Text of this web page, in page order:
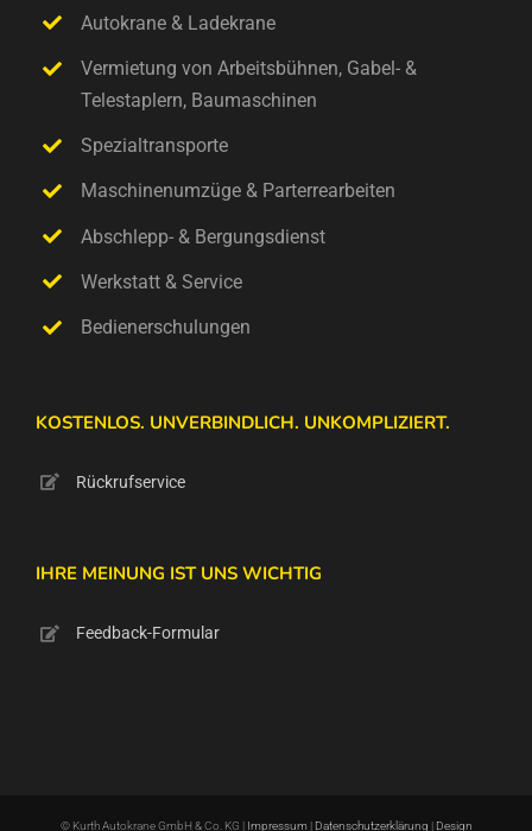
Autokrane & Ladekrane
Vermietung von Arbeitsbühnen, Gabel- &
Telestaplern, Baumaschinen
Spezialtransporte
Maschinenumzüge & Parterrearbeiten
Abschlepp- & Bergungsdienst
Werkstatt & Service
Bedienerschulungen
KOSTENLOS. UNVERBINDLICH. UNKOMPLIZIERT.
Rückrufservice
IHRE MEINUNG IST UNS WICHTIG
Feedback-Formular
© Kurth Autokrane GmbH & Co. KG | Impressum| Datenschutzerklärung | Design